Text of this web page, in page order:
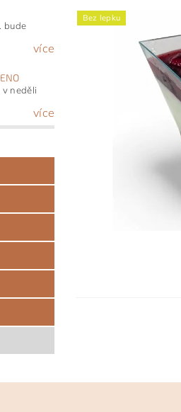
bude
více
v neděli
více
Bez lepku